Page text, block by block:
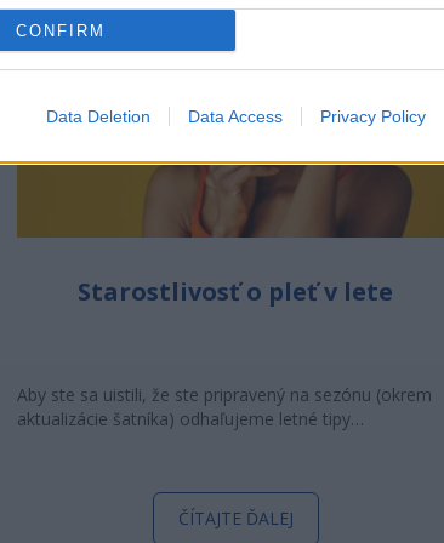
CONFIRM
Data Deletion Data Access Privacy Policy
Starostlivosť o pleť v lete
Aby ste sa uistili, že ste pripravený na sezónu (okrem
aktualizácie šatníka) odhaľujeme letné tipy…
ČÍTAJTE ĎALEJ